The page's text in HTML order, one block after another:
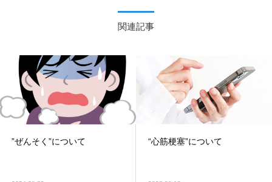
関連記事
”ぜんそく”について “心筋梗塞”について